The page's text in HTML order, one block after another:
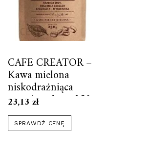
CAFE CREATOR –
Kawa mielona
niskodrażniąca
ręcznie palona 250g
23,13 zł
SPRAWDŹ CENĘ